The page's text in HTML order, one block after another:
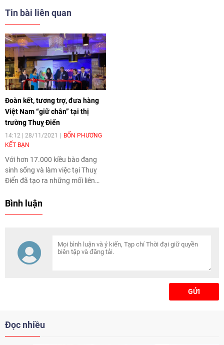
Tin bài liên quan
Đoàn kết, tương trợ, đưa hàng
Việt Nam “giữ chân” tại thị
trường Thuỵ Điển
14:12 | 28/11/2021
BỐN PHƯƠNG
KẾT BẠN
Với hơn 17.000 kiều bào đang
sinh sống và làm việc tại Thuỵ
Điển đã tạo ra những mối liên
chẽ và mật thiết với Việt Nam, và
Bình luận
GỬI
Đọc nhiều